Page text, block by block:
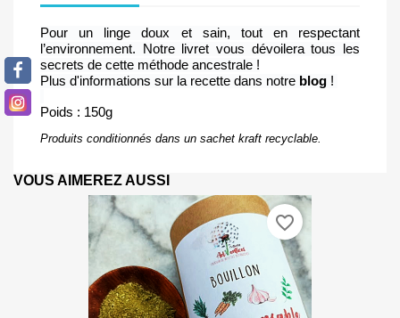
Pour un linge doux et sain, tout en respectant
l’environnement. Notre livret vous dévoilera tous les
secrets de cette méthode ancestrale !
Plus d'informations sur la recette dans notre blog !
Poids : 150g
Produits conditionnés dans un sachet kraft recyclable.
VOUS AIMEREZ AUSSI
favorite_border